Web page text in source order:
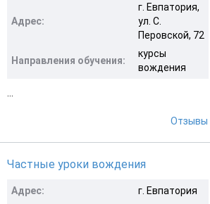
Адрес:
г. Евпатория,
ул. С.
Перовской, 72
Направления обучения:
курсы
вождения
Отзывы
Частные уроки вождения
Адрес: г. Евпатория